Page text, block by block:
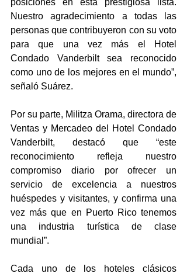
posiciones en esta prestigiosa lista.
Nuestro agradecimiento a todas las
personas que contribuyeron con su voto
para que una vez más el Hotel
Condado Vanderbilt sea reconocido
como uno de los mejores en el mundo”,
señaló Suárez.
Por su parte, Militza Orama, directora de
Ventas y Mercadeo del Hotel Condado
Vanderbilt, destacó que “este
reconocimiento refleja nuestro
compromiso diario por ofrecer un
servicio de excelencia a nuestros
huéspedes y visitantes, y confirma una
vez más que en Puerto Rico tenemos
una industria turística de clase
mundial”.
Cada uno de los hoteles clásicos